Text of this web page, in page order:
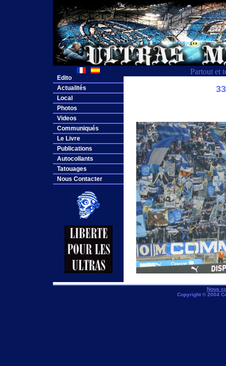
Partout et
Edito
Actualités
Local
Photos
Videos
Communiqués
Le Livre
Publications
Autocollants
Tatouages
Nous Contacter
Nous
Copyright © 2004